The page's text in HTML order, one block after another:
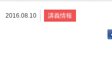
2016.08.10 講義情報